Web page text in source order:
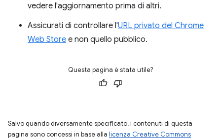
vedere l'aggiornamento prima di altri.
Assicurati di controllare l'URL privato del Chrome
Web Store e non quello pubblico.
Questa pagina è stata utile?
Salvo quando diversamente specificato, i contenuti di questa
pagina sono concessi in base alla licenza Creative Commons